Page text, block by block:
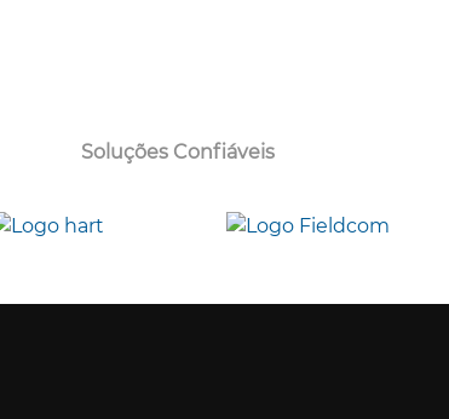
Soluções Confiáveis